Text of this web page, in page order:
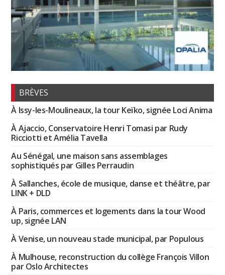
BRÈVES
À Issy-les-Moulineaux, la tour Keïko, signée Loci Anima
À Ajaccio, Conservatoire Henri Tomasi par Rudy
Ricciotti et Amélia Tavella
Au Sénégal, une maison sans assemblages
sophistiqués par Gilles Perraudin
À Sallanches, école de musique, danse et théâtre, par
LINK + DLD
À Paris, commerces et logements dans la tour Wood
up, signée LAN
À Venise, un nouveau stade municipal, par Populous
À Mulhouse, reconstruction du collège François Villon
par Oslo Architectes